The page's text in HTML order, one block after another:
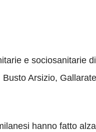
e sociosanitarie
Arsizio,
hanno fatto